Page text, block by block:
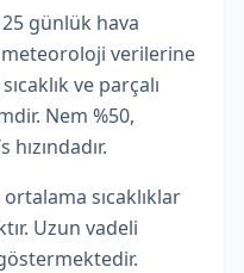
günlük hava
verilerine
ve parçalı
Nem %50,
sıcaklıklar
Uzun vadeli